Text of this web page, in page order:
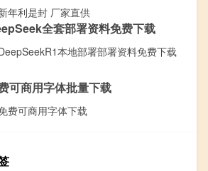
全套部署资料免费下载
可商用字体批量下载